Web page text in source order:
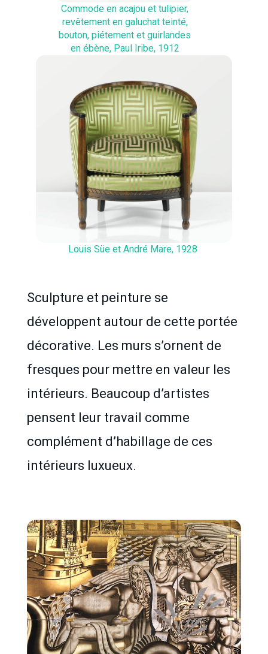
Commode en acajou et tulipier,
revêtement en galuchat teinté,
bouton, piétement et guirlandes
en ébène, Paul Iribe, 1912
Louis Süe et André Mare, 1928
Sculpture et peinture se
développent autour de cette portée
décorative. Les murs s’ornent de
fresques pour mettre en valeur les
intérieurs. Beaucoup d’artistes
pensent leur travail comme
complément d’habillage de ces
intérieurs luxueux.